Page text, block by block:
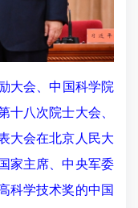
会、中国科学院
十八次院士大会、
大会在北京人民大
家主席、中央军委
科学技术奖的中国